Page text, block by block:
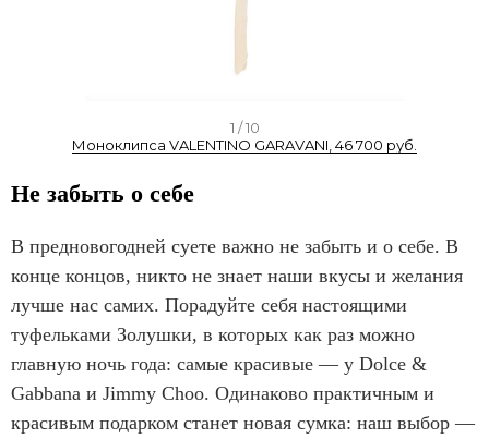
e
1
o
f
1
0
1 / 10
Моноклипса VALENTINO GARAVANI, 46 700 руб.
Не забыть о себе
В предновогодней суете важно не забыть и о себе. В
конце концов, никто не знает наши вкусы и желания
лучше нас самих. Порадуйте себя настоящими
туфельками Золушки, в которых как раз можно
главную ночь года: самые красивые — у Dolce &
Gabbana и Jimmy Choo. Одинаково практичным и
красивым подарком станет новая сумка: наш выбор —